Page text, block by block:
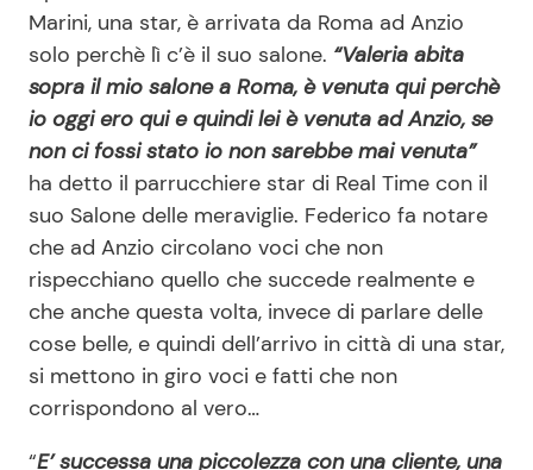
Marini, una star, è arrivata da Roma ad Anzio
solo perchè lì c’è il suo salone. “Valeria abita
sopra il mio salone a Roma, è venuta qui perchè
io oggi ero qui e quindi lei è venuta ad Anzio, se
non ci fossi stato io non sarebbe mai venuta”
ha detto il parrucchiere star di Real Time con il
suo Salone delle meraviglie. Federico fa notare
che ad Anzio circolano voci che non
rispecchiano quello che succede realmente e
che anche questa volta, invece di parlare delle
cose belle, e quindi dell’arrivo in città di una star,
si mettono in giro voci e fatti che non
corrispondono al vero…
“E’ successa una piccolezza con una cliente, una